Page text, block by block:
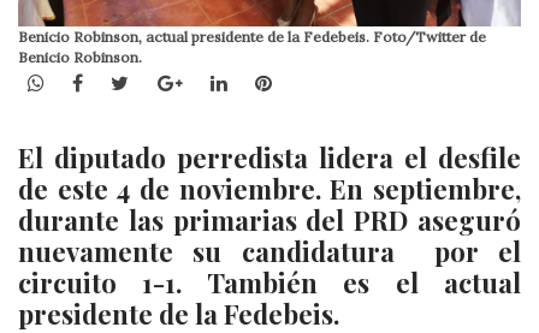
Benicio Robinson, actual presidente de la Fedebeis. Foto/Twitter de
Benicio Robinson.
WhatsApp
Facebook
TwitterGoogle+LinkedInPinterest
El diputado perredista lidera el desfile
de este 4 de noviembre. En septiembre,
durante las primarias del PRD aseguró
nuevamente su candidatura por el
circuito 1-1. También es el actual
presidente de la Fedebeis.